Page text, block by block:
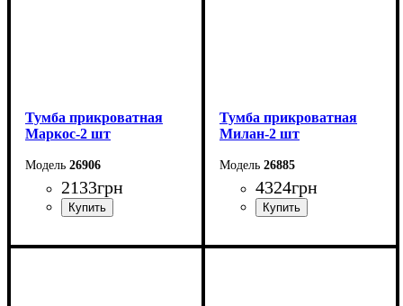
Тумба прикроватная
Маркос-2 шт
26906
2133грн
Ширина: 51 см
Тумба прикроватная
Милан-2 шт
26885
4324грн
Ширина: 42 см